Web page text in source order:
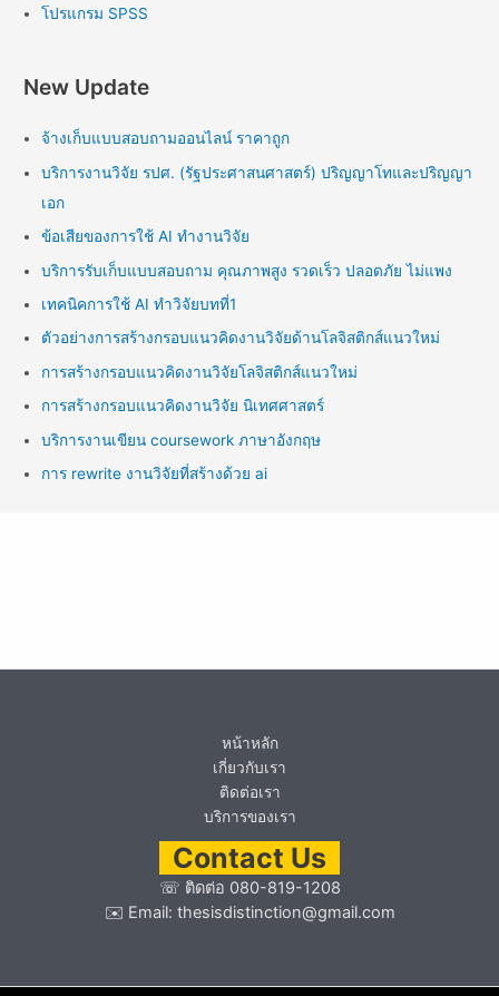
โปรแกรม SPSS
New Update
จ้างเก็บแบบสอบถามออนไลน์ ราคาถูก
บริการงานวิจัย รปศ. (รัฐประศาสนศาสตร์) ปริญญาโทและปริญญา
เอก
ข้อเสียของการใช้ AI ทำงานวิจัย
บริการรับเก็บแบบสอบถาม คุณภาพสูง รวดเร็ว ปลอดภัย ไม่แพง
เทคนิคการใช้ AI ทำวิจัยบทที่1
ตัวอย่างการสร้างกรอบแนวคิดงานวิจัยด้านโลจิสติกส์แนวใหม่
การสร้างกรอบแนวคิดงานวิจัยโลจิสติกส์แนวใหม่
การสร้างกรอบแนวคิดงานวิจัย นิเทศศาสตร์
บริการงานเขียน coursework ภาษาอังกฤษ
การ rewrite งานวิจัยที่สร้างด้วย ai
หน้าหลัก
เกี่ยวกับเรา
ติดต่อเรา
บริการของเรา
Contact Us
☏ ติดต่อ 080-819-1208
✉️ Email: thesisdistinction@gmail.com